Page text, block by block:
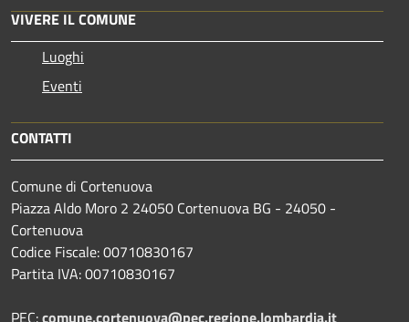
VIVERE IL COMUNE
Luoghi
Eventi
CONTATTI
Comune di Cortenuova
Piazza Aldo Moro 2 24050 Cortenuova BG - 24050 -
Cortenuova
Codice Fiscale: 00710830167
Partita IVA: 00710830167
PEC:comune.cortenuova@pec.regione.lombardia.it